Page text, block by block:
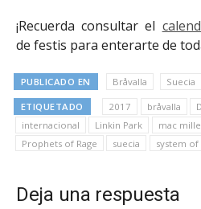
¡Recuerda consultar el
de festis para enterarte de
PUBLICADO EN Bråvalla Suecia
ETIQUETADO 2017 bråvalla
internacional
Linkin Park mac
Prophets of Rage
suecia system of
Deja una respuesta